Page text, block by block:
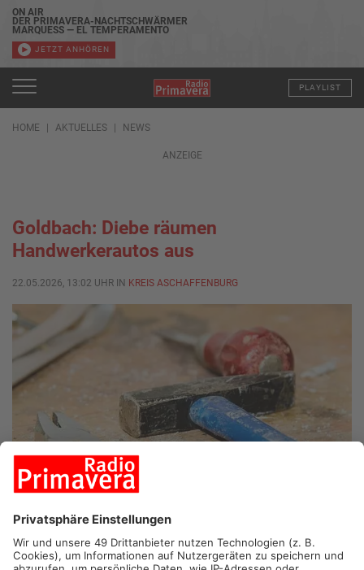
ON AIR
DER PRIMAVERA-NACHTSCHWÄRMER
MARQUESS — EL TEMPERAMENTO
JETZT ANHÖREN
PLAYLIST
HOME AKTUELLES NEWS
ANZEIGE
Goldbach: Diebe räumen
Handwerkerautos aus
22.05.2026, 13:02 UHR IN KREIS ASCHAFFENBURG